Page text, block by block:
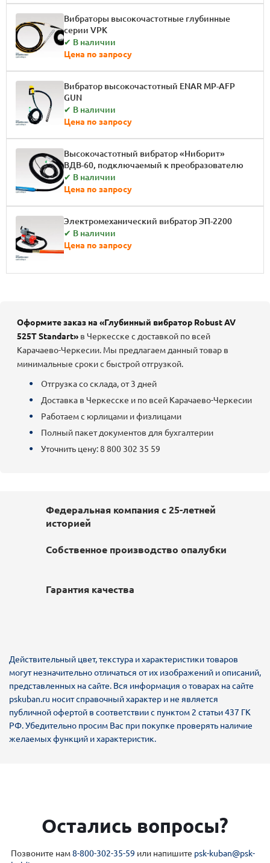
Вибраторы высокочастотные глубинные
серии VPK
✔ В наличии
Цена по запросу
Вибратор высокочастотный ENAR MP-AFP
GUN
✔ В наличии
Цена по запросу
Высокочастотный вибратор «Ниборит»
ВДВ-60, подключаемый к преобразователю
✔ В наличии
Цена по запросу
Электромеханический вибратор ЭП-2200
✔ В наличии
Цена по запросу
Оформите заказ на «Глубинный вибратор Robust AV
525T Standart» в Черкесске с доставкой по всей
Карачаево-Черкесии. Мы предлагаем данный товар в
минимальные сроки с быстрой отгрузкой.
Отгрузка со склада, от 3 дней
Доставка в Черкесске и по всей Карачаево-Черкесии
Работаем с юрлицами и физлицами
Полный пакет документов для бухгалтерии
Уточнить цену: 8 800 302 35 59
Федеральная компания с 25-летней
историей
Собственное производство опалубки
Гарантия качества
Действительный цвет, текстура и характеристики товаров
могут незначительно отличаться от их изображений и описаний,
представленных на сайте. Вся информация о товарах на сайте
pskuban.ru носит справочный характер и не является
публичной офертой в соответствии с пунктом 2 статьи 437 ГК
РФ. Убедительно просим Вас при покупке проверять наличие
желаемых функций и характеристик.
Остались вопросы?
Позвоните нам8-800-302-35-59 или напишите psk-kuban@psk-